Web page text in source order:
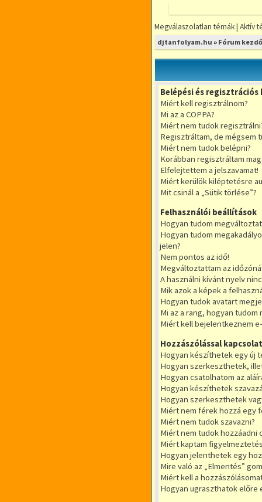
FÓRUMOZZ
MINDENFÉLE
RUGALMAS
KIS LÉTSZÁMÚ
Megválaszolatlan témák| Aktív
djtanfolyam.hu » Fórum
Belépési és regisztrációs
Miért kell regisztrálnom?
Mi az a COPPA?
Miért nem tudok
Regisztráltam, de mégsem
Miért nem tudok belépni?
Korábban regisztráltam
Elfelejtettem a jelszavamat!
Miért kerülök kiléptetésre
Mit csinál a „Sütik törlése”?
Felhasználói beállítások
Hogyan tudom
Hogyan tudom
jelen?
Nem pontos az idő!
Megváltoztattam az
A használni kívánt nyelv
Mik azok a képek a
Hogyan tudok avatart
Mi az a rang, hogyan
Miért kell bejelentkeznem
Hozzászólással
Hogyan készíthetek egy új
Hogyan szerkeszthetek,
Hogyan csatolhatom az
Hogyan készíthetek
Hogyan szerkeszthetek
Miért nem férek hozzá egy
Miért nem tudok szavazni?
Miért nem tudok hozzáadni
Miért kaptam
Hogyan jelenthetek egy
Mire való az „Elmentés”
Miért kell a
Hogyan ugraszthatok előre